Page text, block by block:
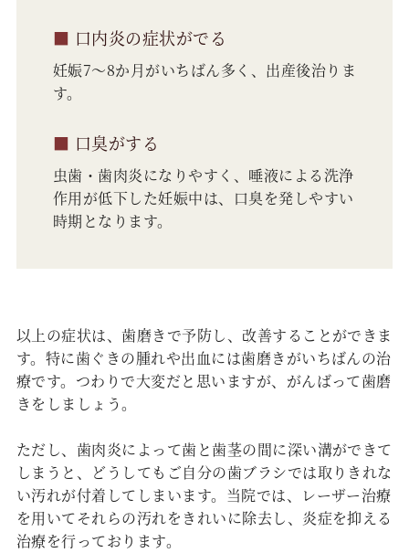
■ 口内炎の症状がでる
妊娠7～8か月がいちばん多く、出産後治りま
す。
■ 口臭がする
虫歯・歯肉炎になりやすく、唾液による洗浄
作用が低下した妊娠中は、口臭を発しやすい
時期となります。
以上の症状は、歯磨きで予防し、改善することができま
す。特に歯ぐきの腫れや出血には歯磨きがいちばんの治
療です。つわりで大変だと思いますが、がんばって歯磨
きをしましょう。
ただし、歯肉炎によって歯と歯茎の間に深い溝ができて
しまうと、どうしてもご自分の歯ブラシでは取りきれな
い汚れが付着してしまいます。当院では、レーザー治療
を用いてそれらの汚れをきれいに除去し、炎症を抑える
治療を行っております。